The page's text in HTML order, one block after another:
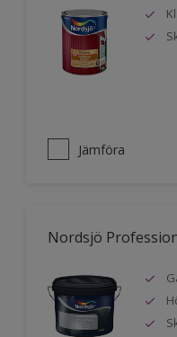
Jämföra
Nordsjö